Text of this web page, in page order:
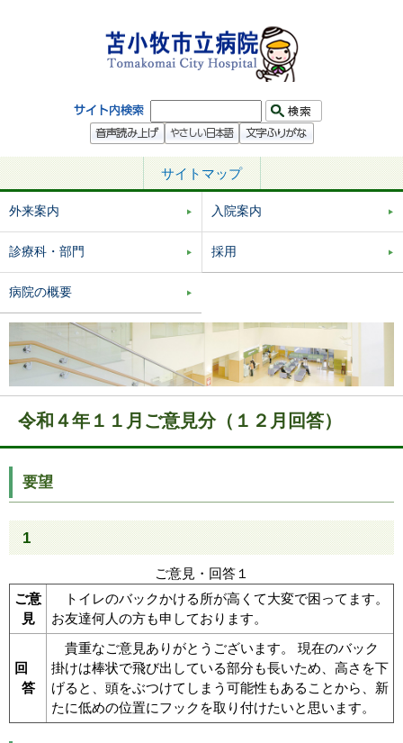
サイトマップ
外来案内 入院案内
診療科・部門 採用
病院の概要
令和４年１１月ご意見分（１２月回答）
要望
1
ご意見・回答１
ご意
見
トイレのバックかける所が高くて大変で困ってます。
お友達何人の方も申しております。
回
答
貴重なご意見ありがとうございます。 現在のバック
掛けは棒状で飛び出している部分も長いため、高さを下
げると、頭をぶつけてしまう可能性もあることから、新
たに低めの位置にフックを取り付けたいと思います。